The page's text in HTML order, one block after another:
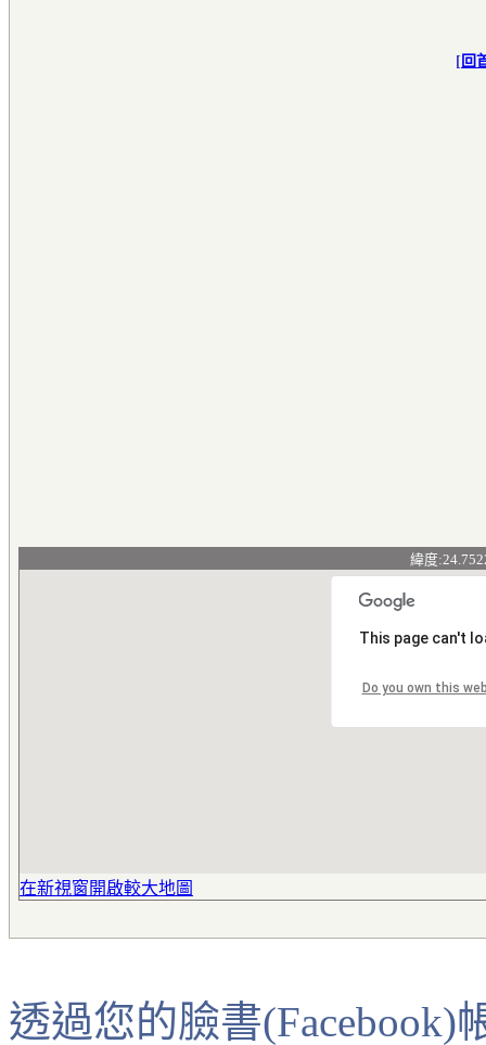
[ 回
緯度
This page can't
Do you own this
在新視窗開啟較大地圖
透過您的臉書